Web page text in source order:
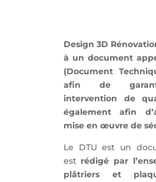
Design 3D
à un document
(Document
afin de
intervention de
également afin
mise en œuvre de
Le DTU est un
est rédigé par
plâtriers et